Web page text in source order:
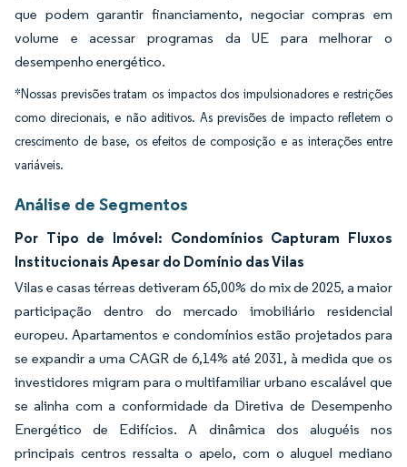
que podem garantir financiamento, negociar compras em
volume e acessar programas da UE para melhorar o
desempenho energético.
*Nossas previsões tratam os impactos dos impulsionadores e restrições
como direcionais, e não aditivos. As previsões de impacto refletem o
crescimento de base, os efeitos de composição e as interações entre
variáveis.
Análise de Segmentos
Por Tipo de Imóvel: Condomínios Capturam Fluxos
Institucionais Apesar do Domínio das Vilas
Vilas e casas térreas detiveram 65,00% do mix de 2025, a maior
participação dentro do mercado imobiliário residencial
europeu. Apartamentos e condomínios estão projetados para
se expandir a uma CAGR de 6,14% até 2031, à medida que os
investidores migram para o multifamiliar urbano escalável que
se alinha com a conformidade da Diretiva de Desempenho
Energético de Edifícios. A dinâmica dos aluguéis nos
principais centros ressalta o apelo, com o aluguel mediano